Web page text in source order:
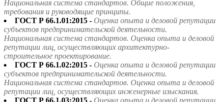
Национальная система стандартов. Общие положения,
требования и руководящие принципы.
ГОСТ Р 66.1.01:2015 - Оценка опыта и деловой репутации
субъектов предпринимательской деятельности.
Национальная система стандартов. Оценка опыта и деловой
репутации лиц, осуществляющих архитектурно-
строительное проектирование.
ГОСТ Р 66.1.02:2015 - Оценка опыта и деловой репутации
субъектов предпринимательской деятельности.
Национальная система стандартов. Оценка опыта и деловой
репутации лиц, осуществляющих инженерные изыскания.